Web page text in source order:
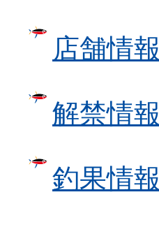
店舗情報
解禁情報
釣果情報